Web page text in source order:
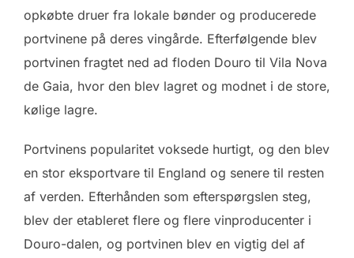
opkøbte druer fra lokale bønder og producerede
portvinene på deres vingårde. Efterfølgende blev
portvinen fragtet ned ad floden Douro til Vila Nova
de Gaia, hvor den blev lagret og modnet i de store,
kølige lagre.
Portvinens popularitet voksede hurtigt, og den blev
en stor eksportvare til England og senere til resten
af verden. Efterhånden som efterspørgslen steg,
blev der etableret flere og flere vinproducenter i
Douro-dalen, og portvinen blev en vigtig del af